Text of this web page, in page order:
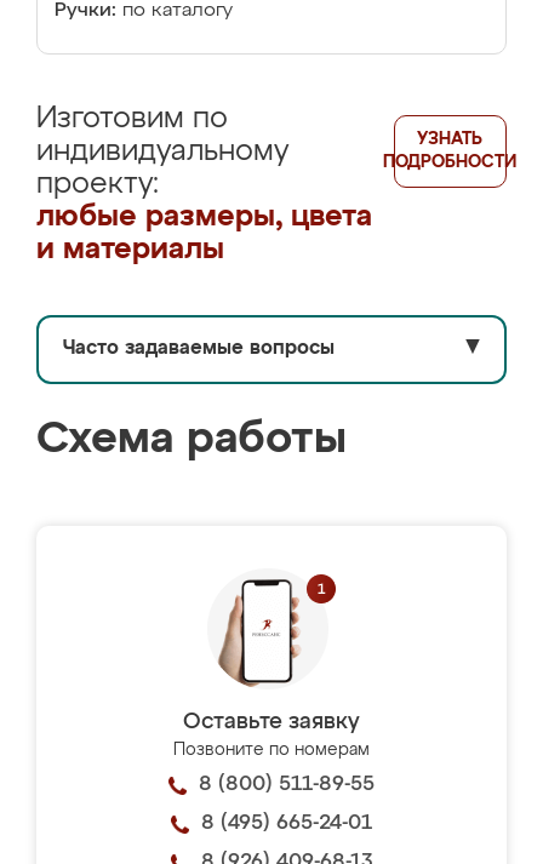
Ручки: по каталогу
Изготовим по
индивидуальному
проекту:
любые размеры, цвета
и материалы
УЗНАТЬ
ПОДРОБНОСТИ
Часто задаваемые вопросы ▼
Схема работы
Оставьте заявку
Позвоните по номерам
8 (800) 511-89-55
8 (495) 665-24-01